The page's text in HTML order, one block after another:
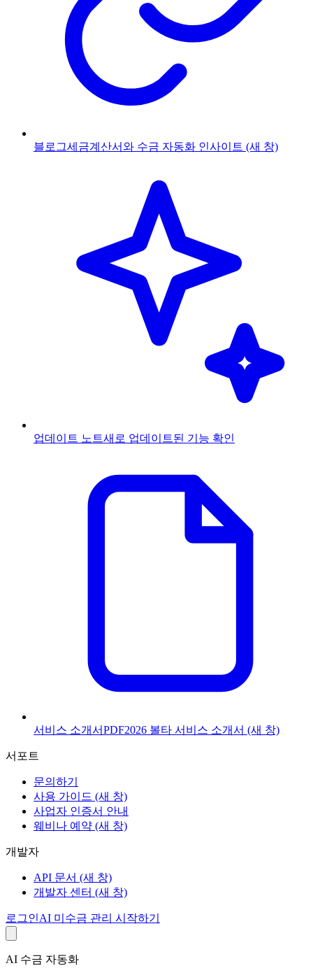
블로그세금계산서와 수금 자동화 인사이트 (새 창)
업데이트 노트새로 업데이트된 기능 확인
서비스 소개서PDF2026 볼타 서비스 소개서 (새 창)
서포트
문의하기
사용 가이드 (새 창)
사업자 인증서 안내
웨비나 예약 (새 창)
개발자
API 문서 (새 창)
개발자 센터 (새 창)
로그인AI 미수금 관리 시작하기
AI 수금 자동화